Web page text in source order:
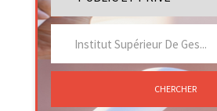
CHERCHER